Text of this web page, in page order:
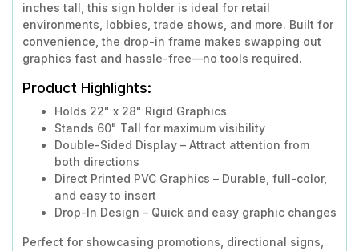
inches tall, this sign holder is ideal for retail
environments, lobbies, trade shows, and more. Built for
convenience, the drop-in frame makes swapping out
graphics fast and hassle-free—no tools required.
Product Highlights:
Holds 22" x 28" Rigid Graphics
Stands 60" Tall for maximum visibility
Double-Sided Display – Attract attention from
both directions
Direct Printed PVC Graphics – Durable, full-color,
and easy to insert
Drop-In Design – Quick and easy graphic changes
Perfect for showcasing promotions, directional signs,